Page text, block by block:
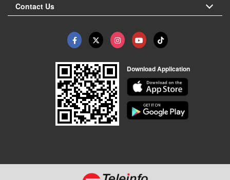
Contact Us
Download Application